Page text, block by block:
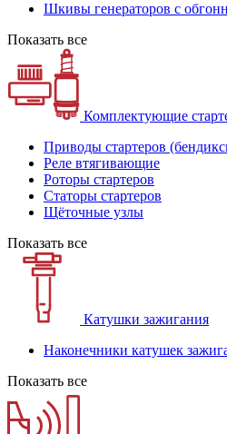
Шкивы генераторов с
Показать все
Комплектующие
Приводы стартеров
Реле втягивающие
Роторы стартеров
Статоры стартеров
Щёточные узлы
Показать все
Катушки зажигания
Наконечники катушек
Показать все